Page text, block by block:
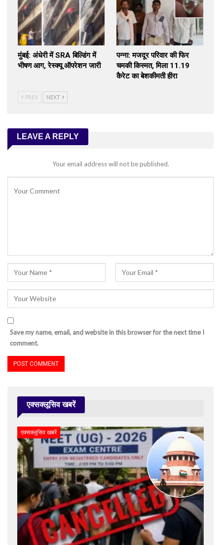
मुंबई: अंधेरी में SRA बिल्डिंग में
भीषण आग, रेस्क्यू ऑपरेशन जारी
पन्ना: मजदूर परिवार की फिर
चमकी किस्मत, मिला 11.19
कैरेट का बेशकीमती हीरा
PREV NEXT
LEAVE A REPLY
Your email address will not be published.
Save my name, email, and website in this browser for the next time I
comment.
एक्सक्लूसिव खबरें
एक्सक्लूसिव खबरें